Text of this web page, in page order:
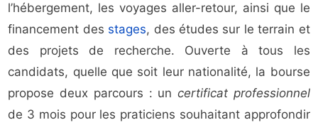
l’hébergement, les voyages aller-retour, ainsi que le
financement des stages, des études sur le terrain et
des projets de recherche. Ouverte à tous les
candidats, quelle que soit leur nationalité, la bourse
propose deux parcours : uncertificat professionnel
de 3 mois pour les praticiens souhaitant approfondir